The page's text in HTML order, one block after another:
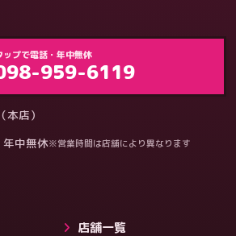
ップで電話・年中無休
959-6119
店）
中無休※営業時間は店舗により異なります
店舗一覧